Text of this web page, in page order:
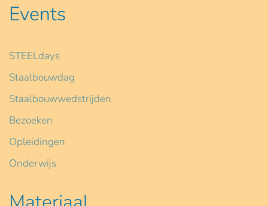
Events
STEELdays
Staalbouwdag
Staalbouwwedstrijden
Bezoeken
Opleidingen
Onderwijs